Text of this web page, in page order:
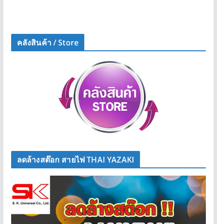
คลังสินค้า / Store
ลดล้างสต๊อก สายไฟ THAI YAZAKI